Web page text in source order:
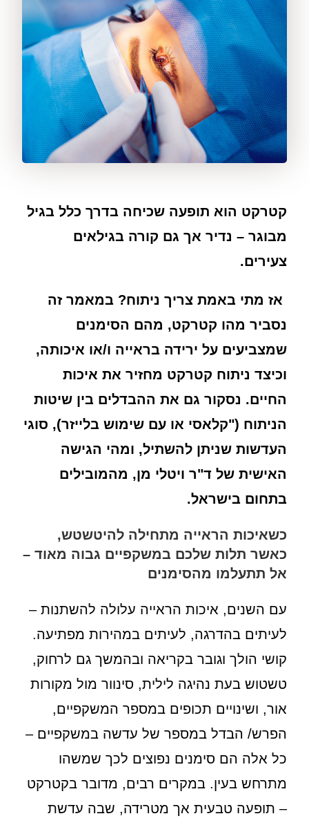
קטרקט הוא תופעה שכיחה בדרך כלל בגיל
מבוגר – נדיר אך גם קורה בגילאים
צעירים.
אז מתי באמת צריך ניתוח? במאמר זה
נסביר מהו קטרקט, מהם הסימנים
שמצביעים על ירידה בראייה ו/או איכותה,
וכיצד ניתוח קטרקט מחזיר את איכות
החיים. נסקור גם את ההבדלים בין שיטות
הניתוח ("קלאסי או עם שימוש בלייזר), סוגי
העדשות שניתן להשתיל, ומהי הגישה
האישית של ד"ר ויטלי מן, מהמובילים
בתחום בישראל.
כשאיכות הראייה מתחילה להיטשטש,
כאשר תלות שלכם במשקפיים גבוה מאוד –
אל תתעלמו מהסימנים
עם השנים, איכות הראייה עלולה להשתנות –
לעיתים בהדרגה, לעיתים במהירות מפתיעה.
קושי הולך וגובר בקריאה ובהמשך גם לרחוק,
טשטוש בעת נהיגה לילית, סינוור מול מקורות
אור, ושינויים תכופים במספר המשקפיים,
הפרש/ הבדל במספר של עדשה במשקפיים –
כל אלה הם סימנים נפוצים לכך שמשהו
מתרחש בעין. במקרים רבים, מדובר בקטרקט
– תופעה טבעית אך מטרידה, שבה עדשת